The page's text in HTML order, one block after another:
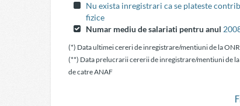
Nu exista inregistrari ca se plateste
fizice
Numar mediu de salariati pentru anul
(*) Data ultimei cereri de inregistrare/mentiuni de la
(**) Data prelucrarii cererii de inregistrare/mentiuni de
de catre ANAF